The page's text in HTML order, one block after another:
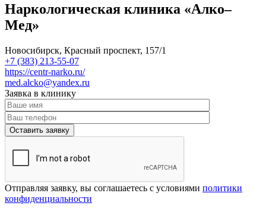
Наркологическая клиника «Алко–
Мед»
Новосибирск, Красный проспект, 157/1
+7 (383) 213-55-07
https://centr-narko.ru/
med.alcko@yandex.ru
Заявка в клинику
Отправляя заявку, вы соглашаетесь с условиями политики
конфиденциальности